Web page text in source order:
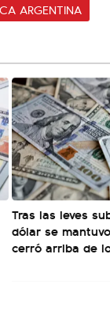
ARGENTINA
Tras las leves
dólar se
cerró arriba de
Gobierno sufrió una
Kicillof, gobernador
"una lista sábana con
destacó "la movilización
fue desde el
donde
no solo sufre
que también está